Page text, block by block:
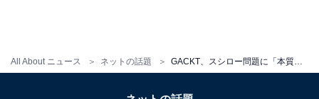
All About ニュース ネットの話題